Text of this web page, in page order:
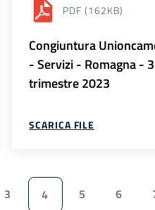
PDF (162KB)
Congiuntura
- Servizi - Romagna -
trimestre 2023
SCARICA FILE
3 4 5 6